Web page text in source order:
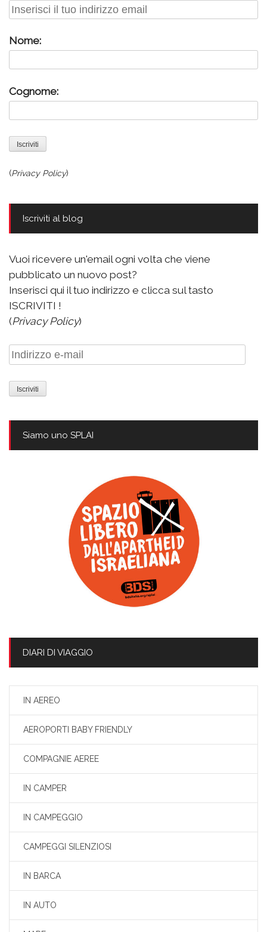
Nome:
Cognome:
(Privacy Policy)
Iscriviti al blog
Vuoi ricevere un'email ogni volta che viene
pubblicato un nuovo post?
Inserisci qui il tuo indirizzo e clicca sul tasto
ISCRIVITI !
(Privacy Policy)
Indirizzo
e-
mail
Siamo uno SPLAI
DIARI DI VIAGGIO
IN AEREO
AEROPORTI BABY FRIENDLY
COMPAGNIE AEREE
IN CAMPER
IN CAMPEGGIO
CAMPEGGI SILENZIOSI
IN BARCA
IN AUTO